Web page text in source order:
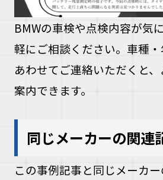
BMWの車検や点検内容が気
軽にご相談ください。車種
あわせてご連絡いただくと
案内できます。
同じメーカーの関連
この事例記事と同じメーカ